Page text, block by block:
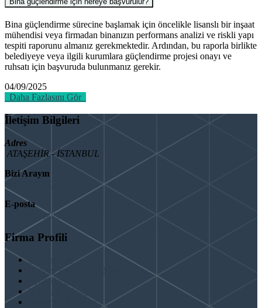
Bina güçlendirme sürecine başlamak için öncelikle lisanslı bir inşaat
mühendisi veya firmadan binanızın performans analizi ve riskli yapı
tespiti raporunu almanız gerekmektedir. Ardından, bu raporla birlikte
belediyeye veya ilgili kurumlara güçlendirme projesi onayı ve
ruhsatı için başvuruda bulunmanız gerekir.
04/09/2025
Daha Fazlasını Gör
İletişim Bilgileri
Adres
ATAŞEHİR - İSTANBUL
Bizi Arayın
E-posta
info@binaguclendir.com
Firma Profili
Hakkımızda
Hizmet Verdiğimiz Bölgeler
Paydaşlarımız
İş Birliği Teklifleri
Şartlar ve Koşullar